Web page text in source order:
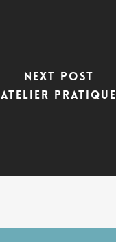
Next Post
Atelier pratique